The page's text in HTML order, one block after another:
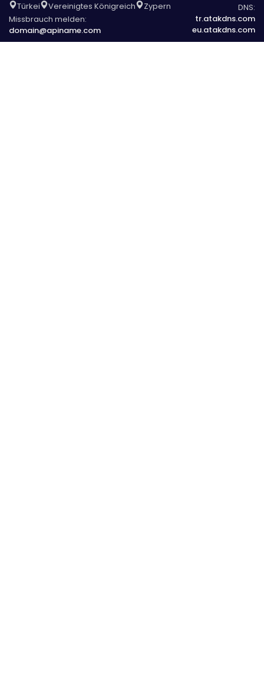
Türkei Vereinigtes Königreich
Zypern
Missbrauch melden:
domain@apiname.com
DNS:
tr.atakdns.com
eu.atakdns.com